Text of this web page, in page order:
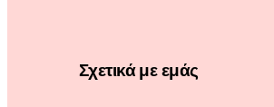
Σχετικά με εμάς